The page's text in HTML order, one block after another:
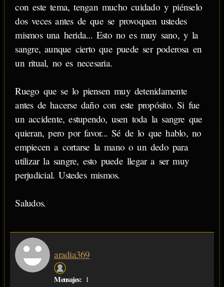
con este tema, tengan mucho cuidado y piénselo
dos veces antes de que se provoquen ustedes
mismos una herida... Esto no es muy sano, y la
sangre, aunque cierto que puede ser poderosa en
un ritual, no es necesaria.
Ruego que se lo piensen muy detenidamente
antes de hacerse daño con este propósito. Si fue
un accidente, estupendo, usen toda la sangre que
quieran, pero por favor... Sé de lo que hablo, no
empiecen a cortarse la mano o un dedo para
utilizar la sangre, esto puede llegar a ser muy
perjudicial. Ustedes mismos.
Saludos.
aradia369
Mensajes: 1